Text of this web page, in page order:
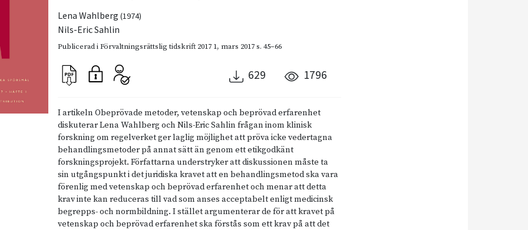
Lena Wahlberg(1974)
Nils-Eric Sahlin
Publicerad iFörvaltningsrättslig tidskrift 2017 1, mars 2017s. 45–66
629 1796
I artikeln Obeprövade metoder, vetenskap och beprövad erfarenhet
diskuterar Lena Wahlberg och Nils-Eric Sahlin frågan inom klinisk
forskning om regelverket ger laglig möjlighet att pröva icke vedertagna
behandlingsmetoder på annat sätt än genom ett etikgodkänt
forskningsprojekt. Författarna understryker att diskussionen måste ta
sin utgångspunkt i det juridiska kravet att en behandlingsmetod ska vara
förenlig med vetenskap och beprövad erfarenhet och menar att detta
krav inte kan reduceras till vad som anses acceptabelt enligt medicinsk
begrepps- och normbildning. I stället argumenterar de för att kravet på
vetenskap och beprövad erfarenhet ska förstås som ett krav på att det